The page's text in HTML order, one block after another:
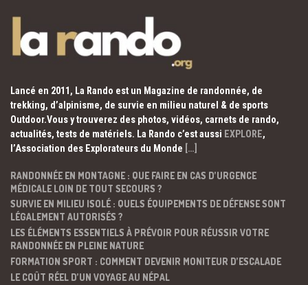
Lancé en 2011, La Rando est un Magazine de randonnée, de
trekking, d’alpinisme, de survie en milieu naturel & de sports
Outdoor.Vous y trouverez des photos, vidéos, carnets de rando,
actualités, tests de matériels. La Rando c’est aussi EXPLORE,
l’Association des Explorateurs du Monde […]
RANDONNÉE EN MONTAGNE : QUE FAIRE EN CAS D’URGENCE
MÉDICALE LOIN DE TOUT SECOURS ?
SURVIE EN MILIEU ISOLÉ : QUELS ÉQUIPEMENTS DE DÉFENSE SONT
LÉGALEMENT AUTORISÉS ?
LES ÉLÉMENTS ESSENTIELS À PRÉVOIR POUR RÉUSSIR VOTRE
RANDONNÉE EN PLEINE NATURE
FORMATION SPORT : COMMENT DEVENIR MONITEUR D’ESCALADE
LE COÛT RÉEL D’UN VOYAGE AU NÉPAL